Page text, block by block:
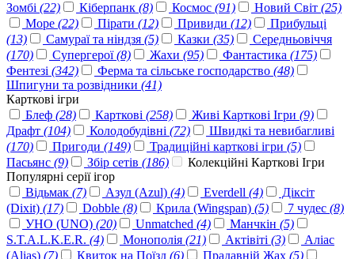
Зомбі (22) Кіберпанк (8) Космос (91) Новий Світ (25)
Море (22) Пірати (12) Привиди (12)
Прибульці
(13)
Самураї та ніндзя (5) Казки (35)
Середньовіччя
(170)
Супергерої(8) Жахи (95) Фантастика (175)
Фентезі (342) Ферма та сільське господарство (48)
Шпигуни та розвідники (41)
Карткові ігри
Блеф (28) Карткові (258) Живі Карткові Ігри (9)
Драфт (104) Колодобудівні (72)
Швидкі та невибагливі
(170)
Пригоди (149) Традиційні карткові ігри (5)
Пасьянс (9) Збір сетів (186)
Колекційні Карткові Ігри
Популярні серії ігор
Відьмак (7) Азул (Azul) (4) Everdell (4)
Діксіт
(Dixit) (17) Dobble (8) Крила (Wingspan) (5) 7 чудес (8)
УНО (UNO) (20) Unmatched (4) Манчкін (5)
S.T.A.L.K.E.R. (4) Монополія (21) Актівіті (3)
Аліас
(Alias) (7) Квиток на Поїзд (6) Прадавній Жах (5)